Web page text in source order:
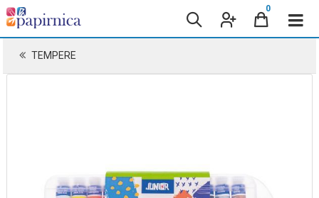
0
TEMPERE